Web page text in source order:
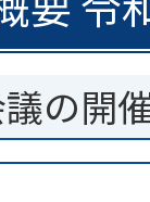
の開